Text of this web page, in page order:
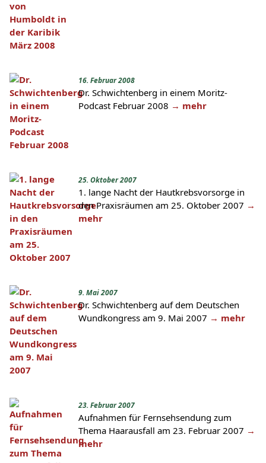
16. Februar 2008
Dr. Schwichtenberg in einem Moritz-
Podcast Februar 2008 → mehr
25. Oktober 2007
1. lange Nacht der Hautkrebsvorsorge in
den Praxisräumen am 25. Oktober 2007 →
mehr
9. Mai 2007
Dr. Schwichtenberg auf dem Deutschen
Wundkongress am 9. Mai 2007 → mehr
23. Februar 2007
Aufnahmen für Fernsehsendung zum
Thema Haarausfall am 23. Februar 2007 →
mehr